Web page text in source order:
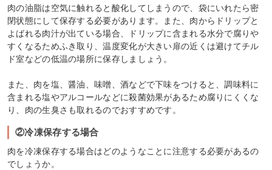
肉の油脂は空気に触れると酸化してしまうので、袋にいれたら密
閉状態にして保存する必要があります。また、肉からドリップと
よばれる肉汁が出ている場合、ドリップに含まれる水分で腐りや
すくなるためふき取り、温度変化が大きい扉の近くは避けてチル
ド室などの低温の場所に保存しましょう。
また、肉を塩、醤油、味噌、酒などで下味をつけると、調味料に
含まれる塩やアルコールなどに殺菌効果があるため腐りにくくな
り、肉の生臭さも取れるのでおすすめです。
②冷凍保存する場合
肉を冷凍保存する場合はどのようなことに注意する必要があるの
でしょうか。